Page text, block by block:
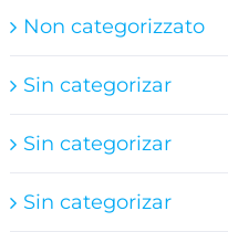
Non categorizzato
Sin categorizar
Sin categorizar
Sin categorizar